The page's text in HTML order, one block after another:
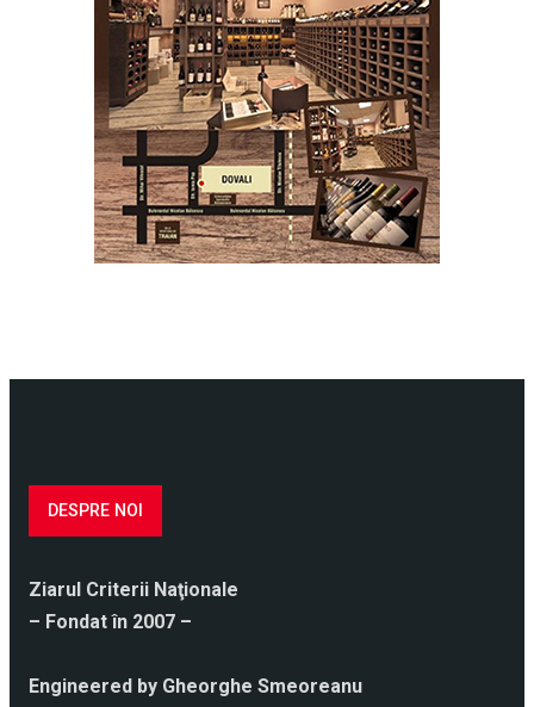
DESPRE NOI
Ziarul Criterii Naţionale
– Fondat în 2007 –
Engineered by Gheorghe Smeoreanu